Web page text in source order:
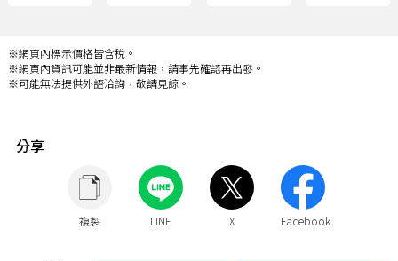
※網頁內標示價格皆含稅。
※網頁內資訊可能並非最新情報，請事先確認再出發。
※可能無法提供外語洽詢，敬請見諒。
分享
複製 LINE X Facebook